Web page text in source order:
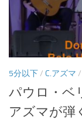
5分以下/ C.アズマ /
パウロ・ベ
アズマが弾